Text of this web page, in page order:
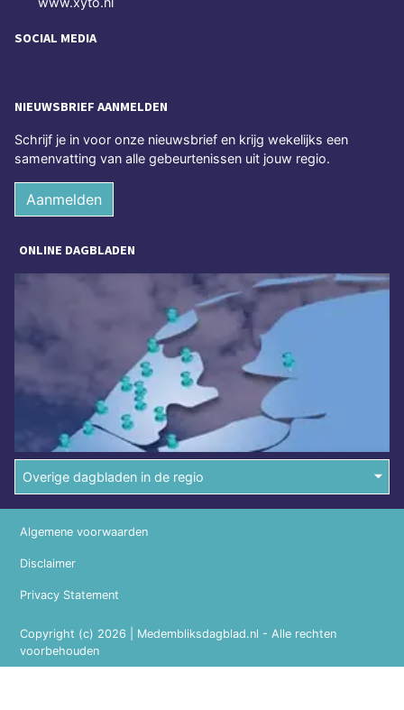
SOCIAL MEDIA
NIEUWSBRIEF AANMELDEN
Schrijf je in voor onze nieuwsbrief en krijg wekelijks een
samenvatting van alle gebeurtenissen uit jouw regio.
Aanmelden
ONLINE DAGBLADEN
Overige dagbladen in de regio
Copyright (c) 2026 | Medembliksdagblad.nl - Alle rechten
voorbehouden
Algemene voorwaarden
Disclaimer
Privacy Statement